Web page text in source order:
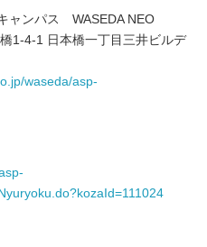
ャンパス WASEDA NEO
1 日本橋一丁目三井ビルデ
waseda/asp-